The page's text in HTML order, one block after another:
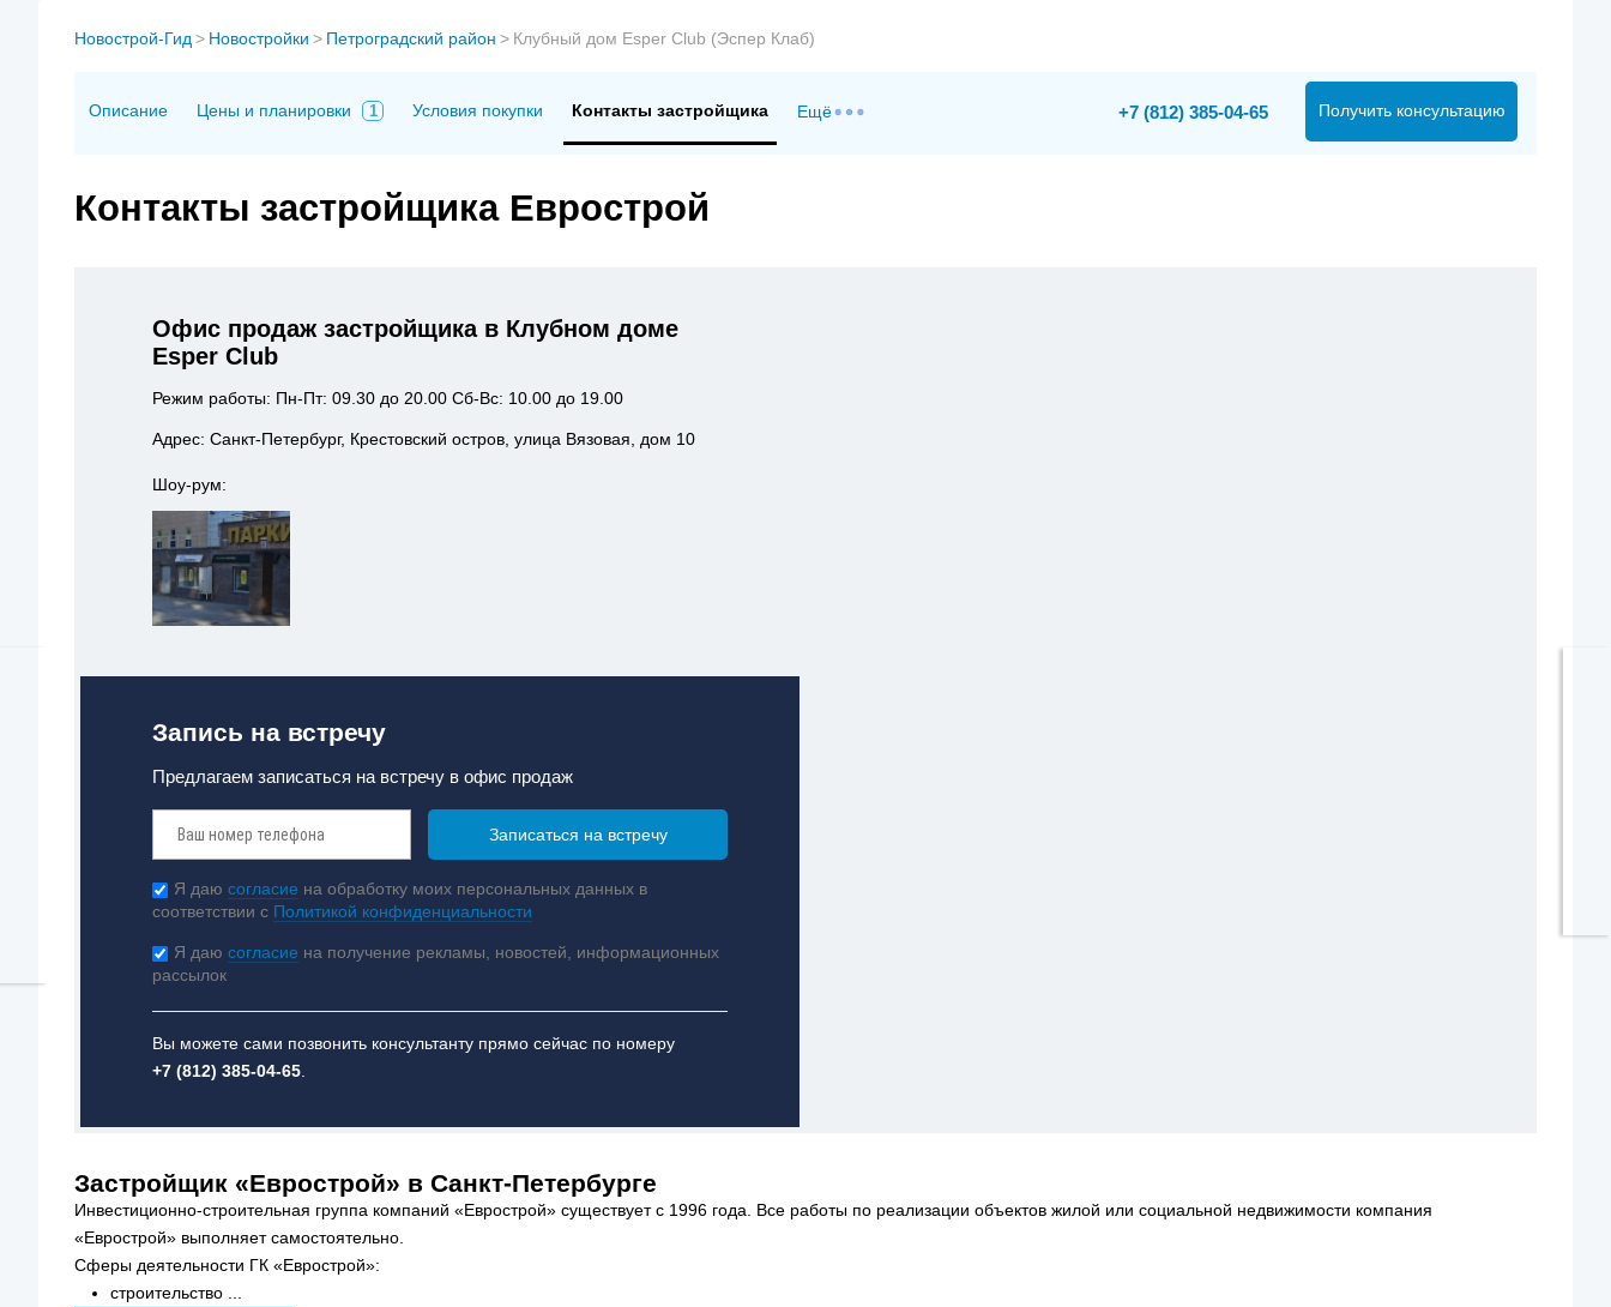
Новострой-Гид > Новостройки > Петроградский район > Клубный дом Esper Club (Эспер Клаб)
Описание Цены и планировки 1 Условия покупки Контакты застройщика Ещё Получить консультацию
+7 (812) 385-04-65
Контакты застройщика Еврострой
Офис продаж застройщика в Клубном доме
Esper Club
Режим работы: Пн-Пт: 09.30 до 20.00 Сб-Вс: 10.00 до 19.00
Адрес: Санкт-Петербург, Крестовский остров, улица Вязовая, дом 10
Шоу-рум:
Запись на встречу
Предлагаем записаться на встречу в офис продаж
Я даю согласие на обработку моих персональных данных в
соответствии с Политикой конфиденциальности
Я даю согласие на получение рекламы, новостей, информационных
рассылок
Вы можете сами позвонить консультанту прямо сейчас по номеру
+7 (812) 385-04-65.
Застройщик «Еврострой» в Санкт-Петербурге
Инвестиционно-строительная группа компаний «Еврострой» существует с 1996 года. Все работы по реализации объектов жилой или социальной недвижимости компания
«Еврострой» выполняет самостоятельно.
Сферы деятельности ГК «Еврострой»:
строительство ...